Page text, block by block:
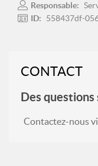
Responsable:
ID:
558437df-
CONTACT
Des questions
Contactez-nous